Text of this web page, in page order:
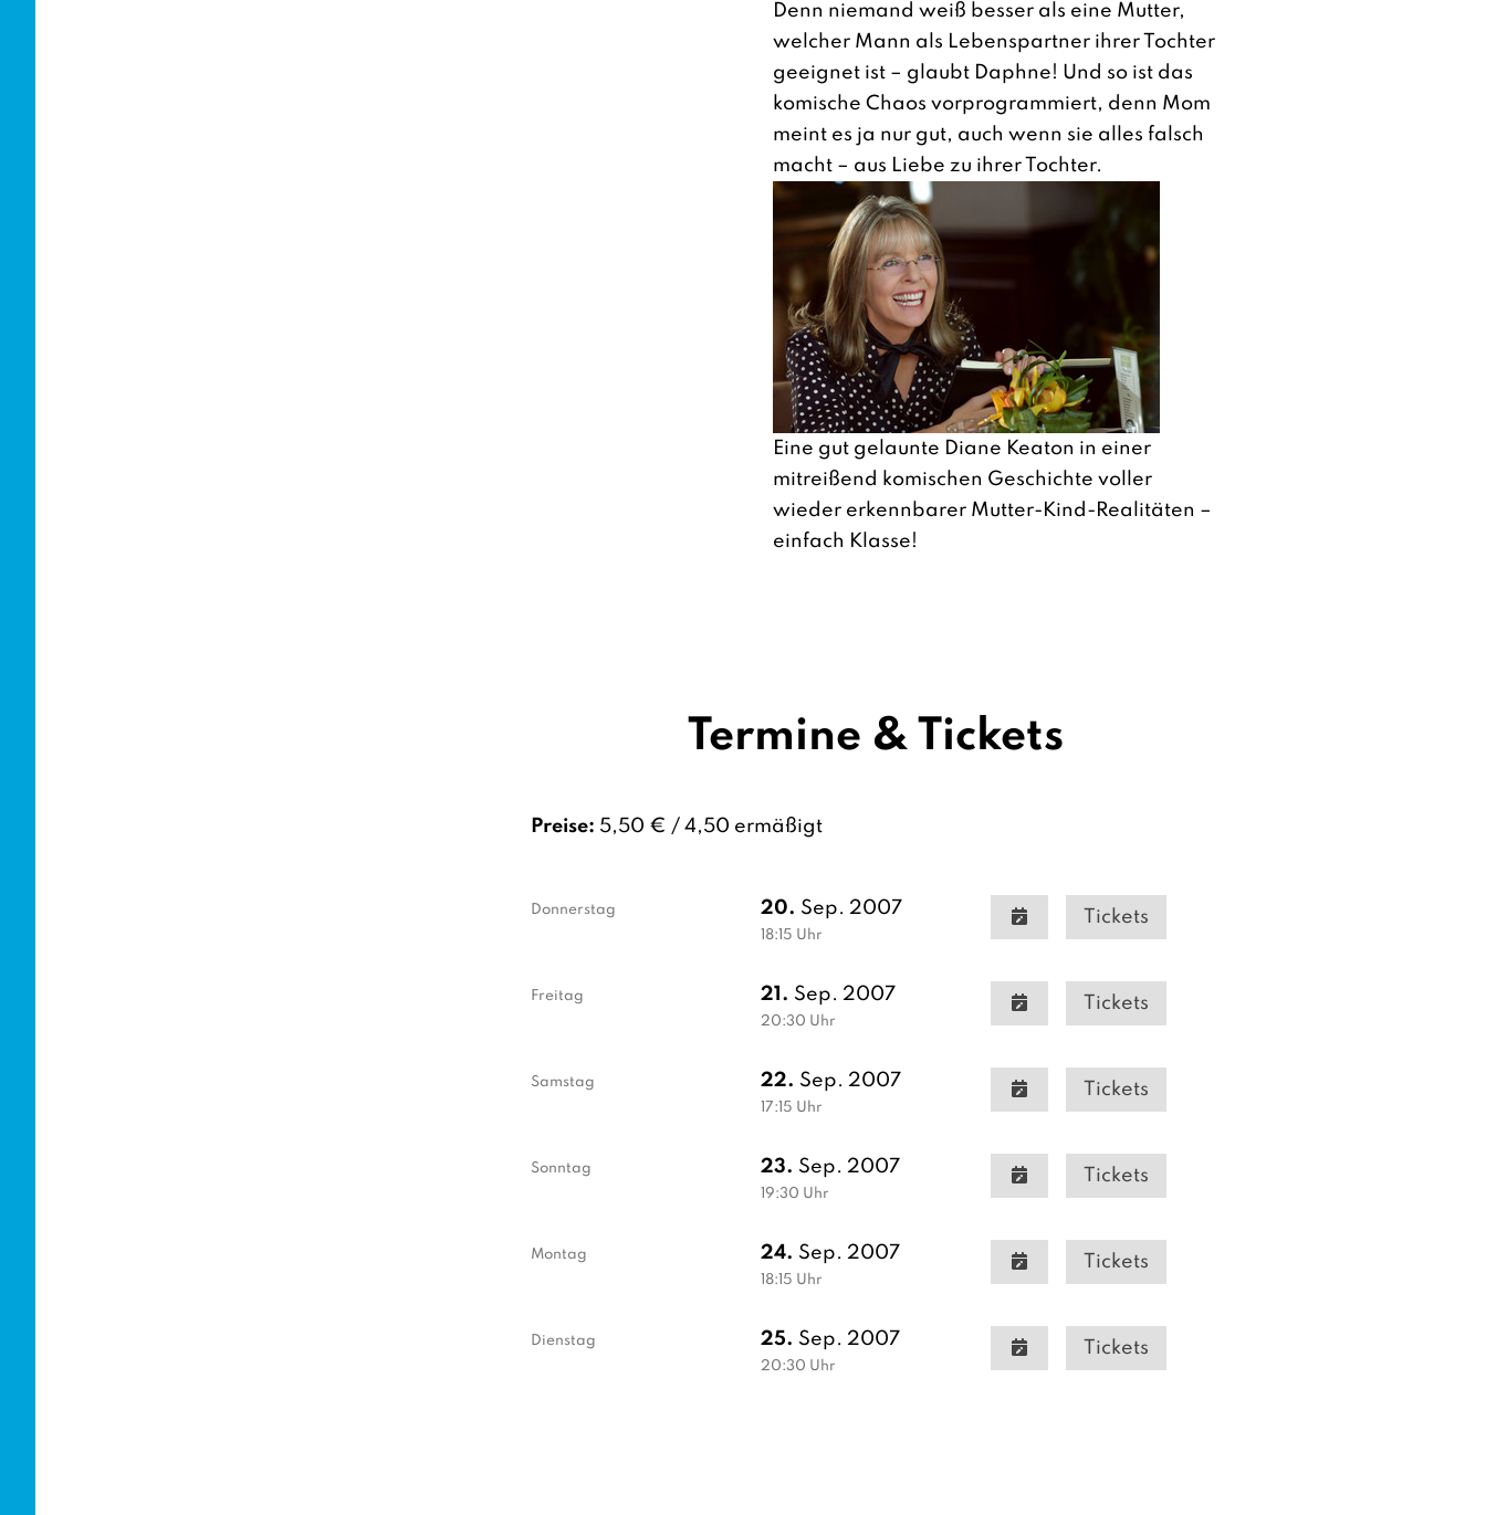
Denn niemand weiß besser als eine Mutter,
welcher Mann als Lebenspartner ihrer Tochter
geeignet ist – glaubt Daphne! Und so ist das
komische Chaos vorprogrammiert, denn Mom
meint es ja nur gut, auch wenn sie alles falsch
macht – aus Liebe zu ihrer Tochter.
Eine gut gelaunte Diane Keaton in einer
mitreißend komischen Geschichte voller
wieder erkennbarer Mutter-Kind-Realitäten –
einfach Klasse!
Termine & Tickets
Preise: 5,50 € / 4,50 ermäßigt
Donnerstag 20. Sep. 2007
18:15 Uhr
Tickets
Freitag 21. Sep. 2007
20:30 Uhr
Tickets
Samstag 22. Sep. 2007
17:15 Uhr
Tickets
Sonntag 23. Sep. 2007
19:30 Uhr
Tickets
Montag 24. Sep. 2007
18:15 Uhr
Tickets
Dienstag 25. Sep. 2007
20:30 Uhr
Tickets